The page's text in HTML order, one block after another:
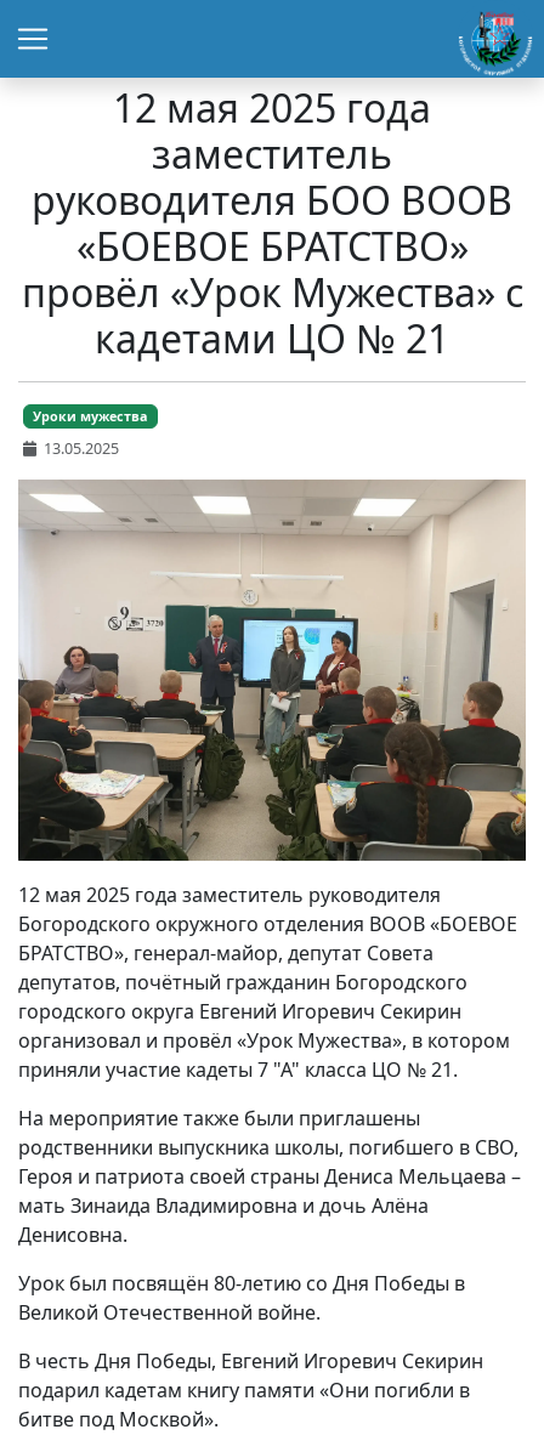
12 мая 2025 года
заместитель
руководителя БОО ВООВ
«БОЕВОЕ БРАТСТВО»
провёл «Урок Мужества» с
кадетами ЦО № 21
Уроки мужества
13.05.2025
12 мая 2025 года заместитель руководителя
Богородского окружного отделения ВООВ «БОЕВОЕ
БРАТСТВО», генерал-майор, депутат Совета
депутатов, почётный гражданин Богородского
городского округа Евгений Игоревич Секирин
организовал и провёл «Урок Мужества», в котором
приняли участие кадеты 7 "А" класса ЦО № 21.
На мероприятие также были приглашены
родственники выпускника школы, погибшего в СВО,
Героя и патриота своей страны Дениса Мельцаева –
мать Зинаида Владимировна и дочь Алёна
Денисовна.
Урок был посвящён 80-летию со Дня Победы в
Великой Отечественной войне.
В честь Дня Победы, Евгений Игоревич Секирин
подарил кадетам книгу памяти «Они погибли в
битве под Москвой».